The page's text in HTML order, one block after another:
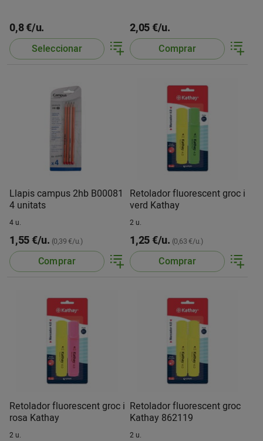
0,8 €/u.
Seleccionar
2,05 €/u.
Comprar
Llapis campus 2hb B00081
4 unitats
4 u.
1,55 €/u. (0,39 €/u.)
Comprar
Retolador fluorescent groc i
verd Kathay
2 u.
1,25 €/u. (0,63 €/u.)
Comprar
Retolador fluorescent groc i
rosa Kathay
2 u.
Retolador fluorescent groc
Kathay 862119
2 u.